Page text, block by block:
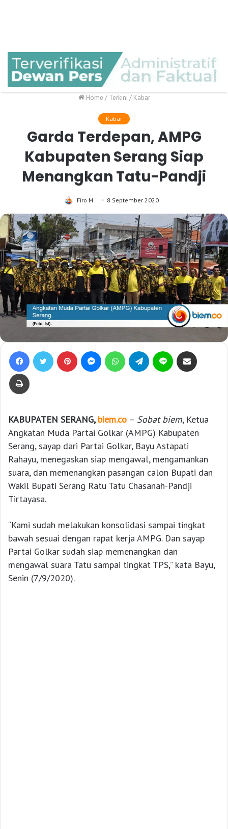
Home / Terkini / Kabar
Kabar
Garda Terdepan, AMPG
Kabupaten Serang Siap
Menangkan Tatu-Pandji
Firo M 8 September 2020
KABUPATEN SERANG, biem.co – Sobat biem, Ketua
Angkatan Muda Partai Golkar (AMPG) Kabupaten
Serang, sayap dari Partai Golkar, Bayu Astapati
Rahayu, menegaskan siap mengawal, mengamankan
suara, dan memenangkan pasangan calon Bupati dan
Wakil Bupati Serang Ratu Tatu Chasanah-Pandji
Tirtayasa.
“Kami sudah melakukan konsolidasi sampai tingkat
bawah sesuai dengan rapat kerja AMPG. Dan sayap
Partai Golkar sudah siap memenangkan dan
mengawal suara Tatu sampai tingkat TPS,” kata Bayu,
Senin (7/9/2020).